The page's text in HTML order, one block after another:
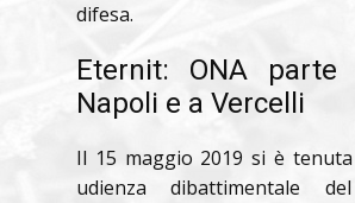
difesa.
Eternit: ONA
Napoli e a Vercelli
Il 15 maggio 2019 si è
udienza dibattimentale